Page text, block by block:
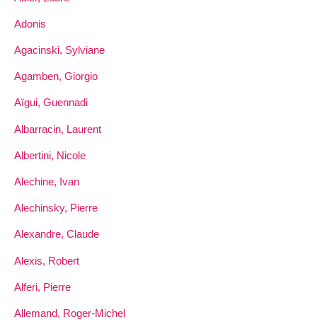
Adonis
Agacinski, Sylviane
Agamben, Giorgio
Aïgui, Guennadi
Albarracin, Laurent
Albertini, Nicole
Alechine, Ivan
Alechinsky, Pierre
Alexandre, Claude
Alexis, Robert
Alferi, Pierre
Allemand, Roger-Michel